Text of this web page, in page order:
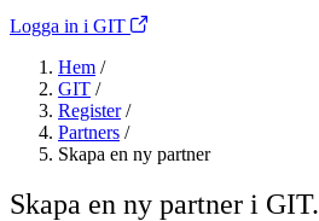
Logga in i GIT
Hem /
GIT /
Register /
Partners /
Skapa en ny partner
Skapa en ny partner i GIT.